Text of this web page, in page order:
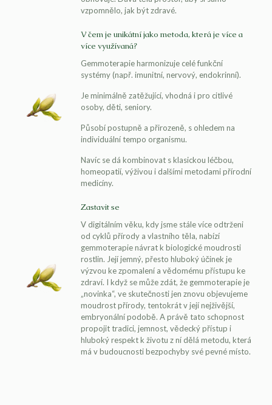
vzpomnělo, jak být zdravé.
V čem je unikátní jako metoda, která je více a
více využívaná?
Gemmoterapie harmonizuje celé funkční
systémy (např. imunitní, nervový, endokrinní).
Je minimálně zatěžující, vhodná i pro citlivé
osoby, děti, seniory.
Působí postupně a přirozeně, s ohledem na
individuální tempo organismu.
Navíc se dá kombinovat s klasickou léčbou,
homeopatií, výživou i dalšími metodami přírodní
medicíny.
Zastavit se
V digitálním věku, kdy jsme stále více odtrženi
od cyklů přírody a vlastního těla, nabízí
gemmoterapie návrat k biologické moudrosti
rostlin. Její jemný, přesto hluboký účinek je
výzvou ke zpomalení a vědomému přístupu ke
zdraví. I když se může zdát, že gemmoterapie je
„novinka“, ve skutečnosti jen znovu objevujeme
moudrost přírody, tentokrát v její nejživější,
embryonální podobě. A právě tato schopnost
propojit tradici, jemnost, vědecký přístup i
hluboký respekt k životu z ní dělá metodu, která
má v budoucnosti bezpochyby své pevné místo.